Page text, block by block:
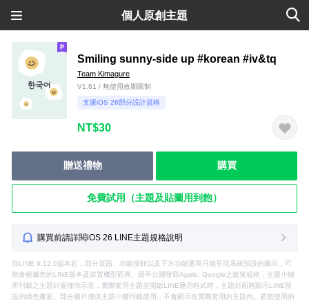
個人原創主題
Smiling sunny-side up #korean #iv&tq
Team Kimagure
V1.61 / 無使用效期限制
支援iOS 26部分設計規格
NT$30
贈送禮物 購買
免費試用（主題及貼圖用到飽）
購買前請詳閱iOS 26 LINE主題規格說明
自LINE 9.12.0版本起，部分頁面、功能按鈕以及下方功能選單只能呈現系統預設的圖示，可
能會根據您的LINE版本及裝置機型而異。因平台開發商Apple, Google之政策規格，主題小舖
所刊載之主題封面僅供示意，實際套用主題並開啟LINE應用程式時，主題封面將顯示LINE預
設的綠色畫面。部分圖片僅供主題小舖刊載使用，不會顯示在實際套用的主題內。若您使用的